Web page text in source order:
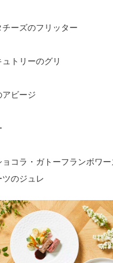
チーズのフリッター
トリーのグリ
アビージ
ョコラ・ガトーフランボワ
ツのジュレ